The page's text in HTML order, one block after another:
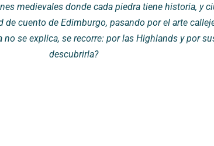
medievales donde cada piedra tiene historia, y
cuento de Edimburgo, pasando por el arte
se explica, se recorre: por las Highlands y por
descubrirla?